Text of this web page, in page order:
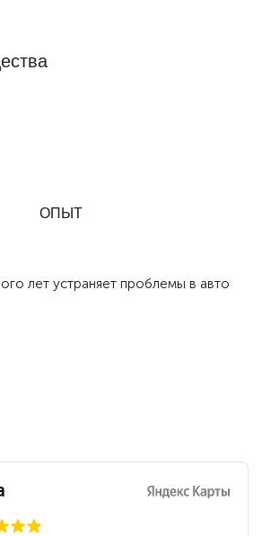
ОПЫТ
лет устраняет проблемы в авто